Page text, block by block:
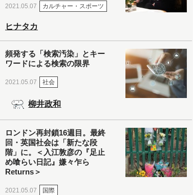
2021.05.07 カルチャー・スポーツ
ヒナタカ
頻発する「検索汚染」とキー
ワードによる検索の限界
2021.05.07 社会
柳井政和
ロンドン再封鎖16週目。最終
回・英国社会は「新たな段
階」に。＜入江敦彦の『足止
め喰らい日記』嫌々乍ら
Returns＞
2021.05.07 国際